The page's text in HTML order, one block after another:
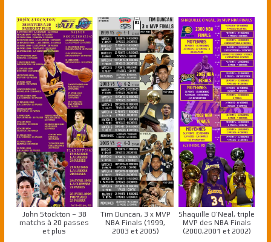
John Stockton – 38
matchs à 20 passes
et plus
Tim Duncan, 3 x MVP
NBA Finals (1999,
2003 et 2005)
Shaquille O’Neal, triple
MVP des NBA Finals
(2000,2001 et 2002)